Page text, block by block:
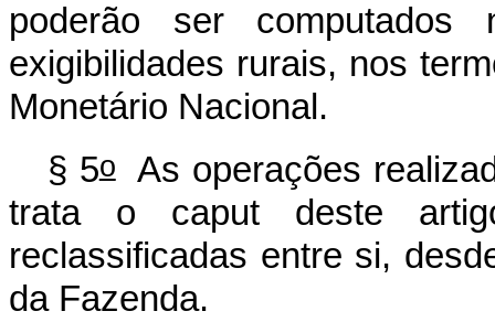
poderão ser computados
exigibilidades rurais, nos
Monetário Nacional.
§ 5oAs operações
trata o caput deste
reclassificadas entre si,
da Fazenda.